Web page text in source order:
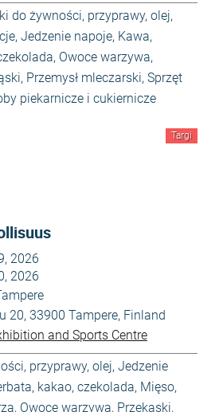
do żywności, przyprawy, olej,
, Jedzenie napoje, Kawa,
, Owoce warzywa,
, Przemysł mleczarski, Sprzęt
piekarnicze i cukiernicze
Targi
2026
2026
20, 33900 Tampere, Finland
and Sports Centre
przyprawy, olej, Jedzenie
kakao, czekolada, Mięso,
, Owoce warzywa, Przekąski,